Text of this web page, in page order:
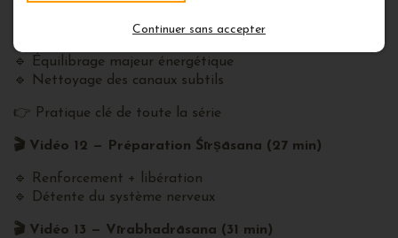
Vidéo 11 — OM Sādhana (27 min)
🔹 Équilibrage majeur énergétique
🔹 Nettoyage des canaux subtils
👉 Pratique clé de toute la série
🎬 Vidéo 12 — Préparation Śīrṣāsana (27 min)
🔹 Renforcement + libération
🔹 Détente du système nerveux
🎬 Vidéo 13 — Vīrabhadrāsana (31 min)
Continuer sans accepter